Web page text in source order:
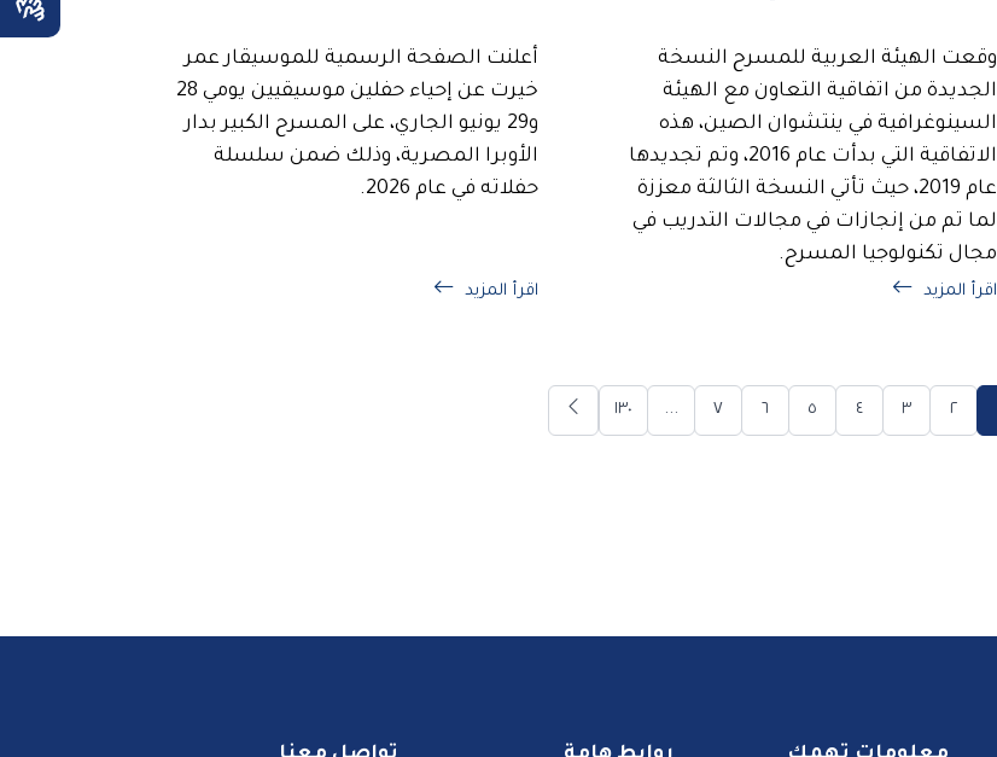
وقعت الهيئة العربية للمسرح النسخة
الجديدة من اتفاقية التعاون مع الهيئة
السينوغرافية في ينتشوان الصين، هذه
الاتفاقية التي بدأت عام 2016، وتم تجديدها
عام 2019، حيث تأتي النسخة الثالثة معززة
لما تم من إنجازات في مجالات التدريب في
مجال تكنولوجيا المسرح.
اقرأ المزيد
أعلنت الصفحة الرسمية للموسيقار عمر
خيرت عن إحياء حفلين موسيقيين يومي 28
و29 يونيو الجاري، على المسرح الكبير بدار
الأوبرا المصرية، وذلك ضمن سلسلة
حفلاته في عام 2026.
اقرأ المزيد
٢ ٣ ٤ ٥ ٦ ٧ ... ١٣٠